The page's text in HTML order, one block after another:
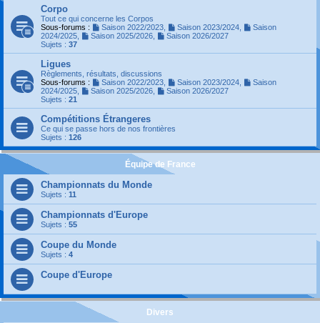
Corpo
Tout ce qui concerne les Corpos
Sous-forums :
Saison 2022/2023, Saison 2023/2024,
Saison
2024/2025
Saison 2025/2026,
Saison 2026/2027
Sujets : 37
Ligues
Règlements, résultats, discussions
Sous-forums :
Saison 2022/2023, Saison 2023/2024,
Saison
2024/2025
Saison 2025/2026,
Saison 2026/2027
Sujets : 21
Compétitions Étrangeres
Ce qui se passe hors de nos frontières
Sujets : 126
Équipe de France
Championnats du Monde
Sujets : 11
Championnats d'Europe
Sujets : 55
Coupe du Monde
Sujets : 4
Coupe d'Europe
Divers